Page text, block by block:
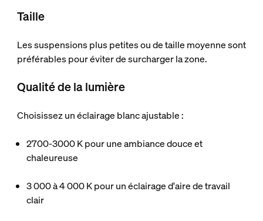
Taille
Les suspensions plus petites ou de taille moyenne sont
préférables pour éviter de surcharger la zone.
Qualité de la lumière
Choisissez un éclairage blanc ajustable :
2700-3000 K pour une ambiance douce et
chaleureuse
3 000 à 4 000 K pour un éclairage d'aire de travail
clair